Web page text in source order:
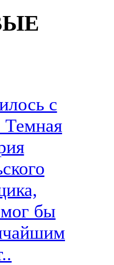
с
Темная
бы